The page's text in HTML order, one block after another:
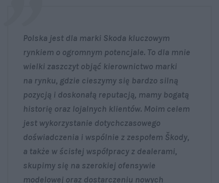
Polska jest dla marki Skoda kluczowym
rynkiem o ogromnym potencjale. To dla mnie
wielki zaszczyt objąć kierownictwo marki
na rynku, gdzie cieszymy się bardzo silną
pozycją i doskonałą reputacją, mamy bogatą
historię oraz lojalnych klientów. Moim celem
jest wykorzystanie dotychczasowego
doświadczenia i wspólnie z zespołem Škody,
a także w ścisłej współpracy z dealerami,
skupimy się na szerokiej ofensywie
modelowej oraz dostarczeniu nowych